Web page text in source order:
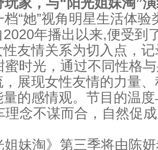
她”视角明星生活体验
年播出以来,便受到
友情关系为切入点，
蜜时光，通过不同性格
，展现女性友情的力量
量的感情观。节目的温
理念不谋而合，自然促
淘》第三季将由陈妍